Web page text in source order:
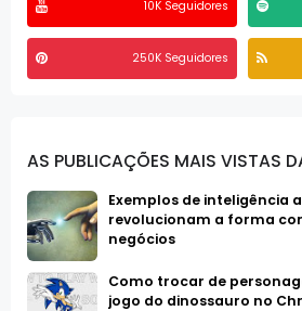
10K Seguidores
250K Seguidores
AS PUBLICAÇÕES MAIS VISTAS
Exemplos de inteligência
revolucionam a forma
negócios
Como trocar de
jogo do dinossauro no